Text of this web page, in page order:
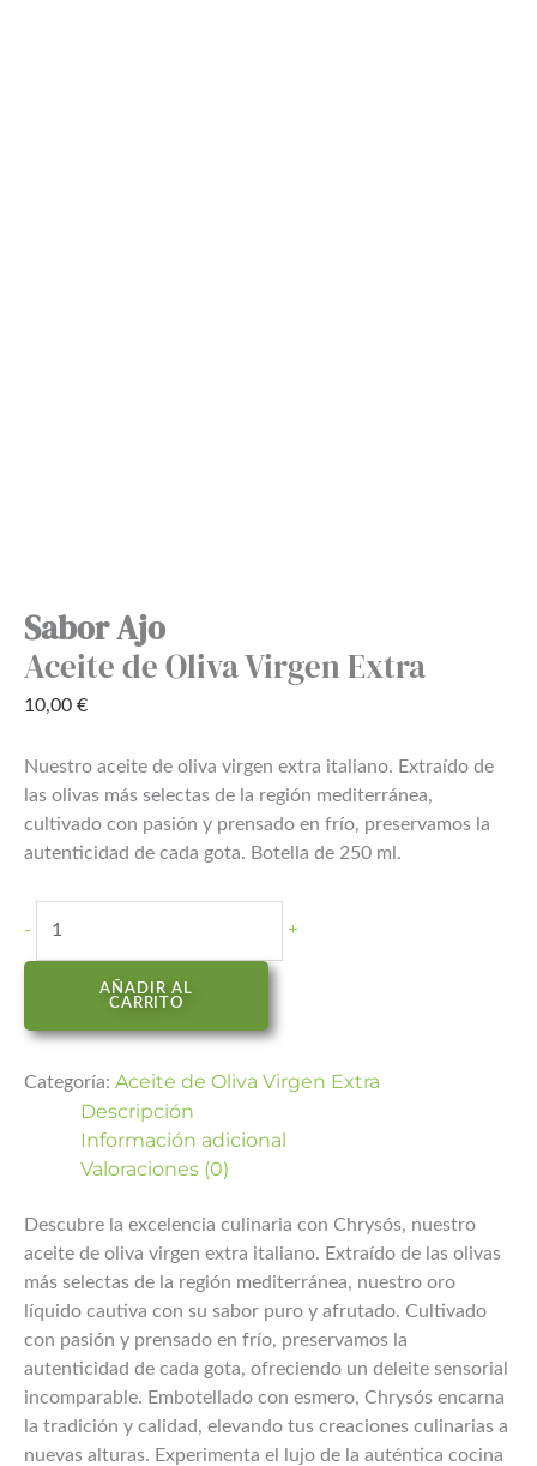
Sabor Ajo
Aceite de Oliva Virgen Extra
10,00 €
Nuestro aceite de oliva virgen extra italiano. Extraído de
las olivas más selectas de la región mediterránea,
cultivado con pasión y prensado en frío, preservamos la
autenticidad de cada gota. Botella de 250 ml.
- +
AÑADIR AL
CARRITO
Categoría: Aceite de Oliva Virgen Extra
Descripción
Información adicional
Valoraciones (0)
Descubre la excelencia culinaria con Chrysós, nuestro
aceite de oliva virgen extra italiano. Extraído de las olivas
más selectas de la región mediterránea, nuestro oro
líquido cautiva con su sabor puro y afrutado. Cultivado
con pasión y prensado en frío, preservamos la
autenticidad de cada gota, ofreciendo un deleite sensorial
incomparable. Embotellado con esmero, Chrysós encarna
la tradición y calidad, elevando tus creaciones culinarias a
nuevas alturas. Experimenta el lujo de la auténtica cocina